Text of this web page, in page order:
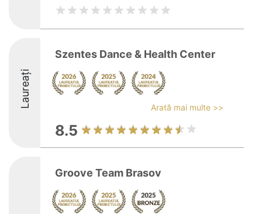
Laureați
Szentes Dance & Health Center
Arată mai multe >>
8.5
Groove Team Brasov